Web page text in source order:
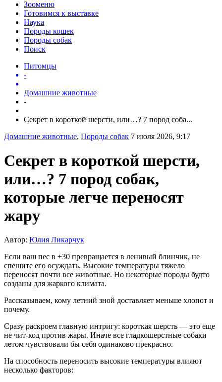
Зооменю
Готовимся к выставке
Наука
Породы кошек
Породы собак
Поиск
Питомцы
-
Домашние животные
-
Секрет в короткой шерсти, или…? 7 пород соба...
Домашние животные, Породы собак 7 июля 2026, 9:17
Секрет в короткой шерсти,
или…? 7 пород собак,
которые легче переносят
жару
Автор: Юлия Ликарчук
Если ваш пес в +30 превращается в ленивый блинчик, не
спешите его осуждать. Высокие температуры тяжело
переносят почти все животные. Но некоторые породы будто
созданы для жаркого климата.
Рассказываем, кому летний зной доставляет меньше хлопот и
почему.
Сразу раскроем главную интригу: короткая шерсть — это еще
не чит-код против жары. Иначе все гладкошерстные собаки
летом чувствовали бы себя одинаково прекрасно.
На способность переносить высокие температуры влияют
несколько факторов: